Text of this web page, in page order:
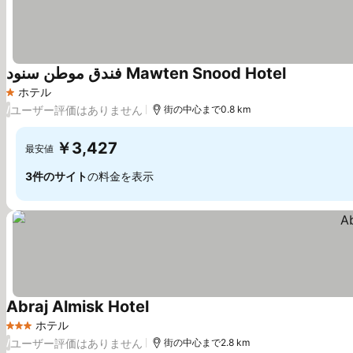
1 ホテルのランク
ホテル
فندق موطن سنود Mawten Snood Hotel
/ユーザー評価はありません 街の中心まで0.8 km
最安値 ￥3,427
3件のサイトの料金を表示
3 ホテルのランク
ホテル
Abraj Almisk Hotel
/ユーザー評価はありません 街の中心まで2.8 km